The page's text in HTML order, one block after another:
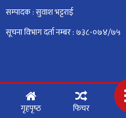
सम्पादक : सुवाश भट्टराई
सूचना विभाग दर्ता नम्बर : ७३८-०७४/७५
गृहपृष्‍ठ फिचर